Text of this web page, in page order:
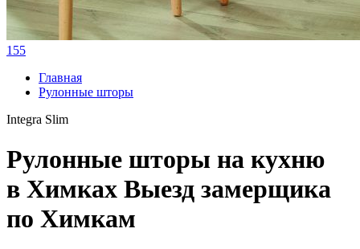
155
Главная
Рулонные шторы
Integra Slim
Рулонные шторы на кухню
в Химках Выезд замерщика
по Химкам